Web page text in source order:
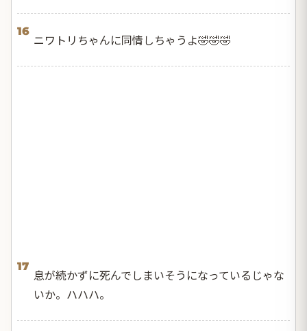
16
ニワトリちゃんに同情しちゃうよ🤣🤣🤣
17
息が続かずに死んでしまいそうになっているじゃな
いか。ハハハ。